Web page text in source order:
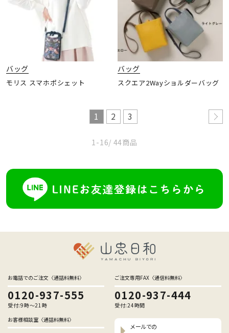
バッグ
モリス スマホポシェット
バッグ
スクエア2Wayショルダーバッグ
1 2 3
1-16/ 44商品
お電話でのご注文〈通話料無料〉
0120-937-555
受付:9時〜21時
ご注文専用FAX〈通信料無料〉
0120-937-444
受付:24時間
お客様相談室〈通話料無料〉
メールでの